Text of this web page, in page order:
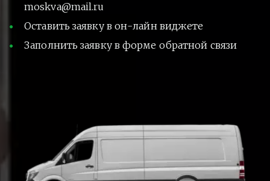
moskva@mail.ru
Оставить заявку в он-лайн виджете
Заполнить заявку в форме обратной связи